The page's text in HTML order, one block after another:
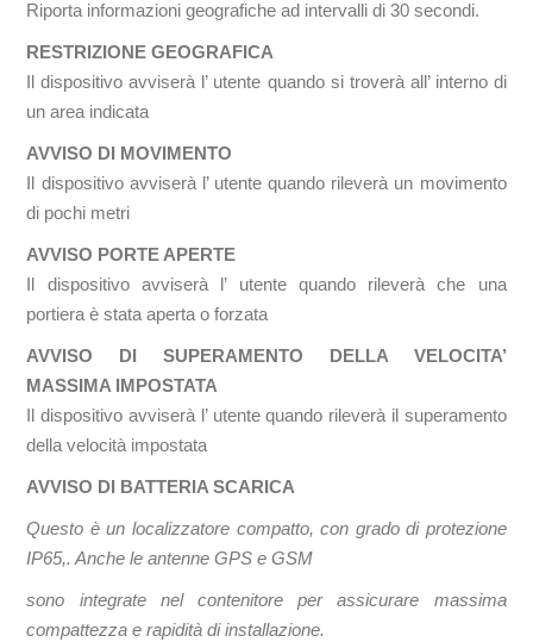
Riporta informazioni geografiche ad intervalli di 30 secondi.
RESTRIZIONE GEOGRAFICA
Il dispositivo avviserà l’ utente quando si troverà all’ interno di
un area indicata
AVVISO DI MOVIMENTO
Il dispositivo avviserà l’ utente quando rileverà un movimento
di pochi metri
AVVISO PORTE APERTE
Il dispositivo avviserà l’ utente quando rileverà che una
portiera è stata aperta o forzata
AVVISO DI SUPERAMENTO DELLA VELOCITA’
MASSIMA IMPOSTATA
Il dispositivo avviserà l’ utente quando rileverà il superamento
della velocità impostata
AVVISO DI BATTERIA SCARICA
Questo è un localizzatore compatto, con grado di protezione
IP65,. Anche le antenne GPS e GSM
sono integrate nel contenitore per assicurare massima
compattezza e rapidità di installazione.